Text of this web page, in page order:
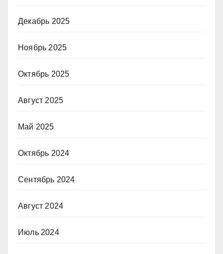
Декабрь 2025
Ноябрь 2025
Октябрь 2025
Август 2025
Май 2025
Октябрь 2024
Сентябрь 2024
Август 2024
Июль 2024